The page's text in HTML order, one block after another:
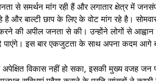
से समर्थन मांग रही हैं और लगातार क्षेत्र में
और बाल्टी छाप के लिए के वोट मांग रहे है।
की अपील जनता से की। उन्होंने लोगों से आह्वान
दे पाएंगे। इस बार एकजुटता के साथ अपना कदम आगे
विकास नहीं हो सका, इसकी मुख्य वजह जन